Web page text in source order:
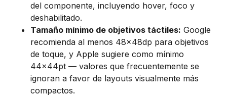
del componente, incluyendo hover, foco y
deshabilitado.
Tamaño mínimo de objetivos táctiles: Google
recomienda al menos 48x48dp para objetivos
de toque, y Apple sugiere como mínimo
44x44pt — valores que frecuentemente se
ignoran a favor de layouts visualmente más
compactos.